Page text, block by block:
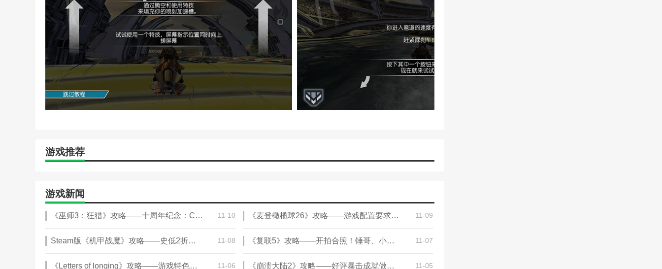
游戏推荐
游戏新闻
《巫师3：狂猎》攻略——十周年纪念：CDPR献上精美贺图 11-10 《麦登橄榄球26》攻略——游戏配置要求介绍 11-09
Steam版《机甲战魔》攻略——史低2折限时特卖中! 11-08 《复联5》攻略——开拍合照！锤哥、小唐尼、凡妮莎等现身 11-07
《Letters of longing》攻略——游戏特色内容介绍 11-06 《崩溃大陆2》攻略——好评暴击成就做法介绍 11-05